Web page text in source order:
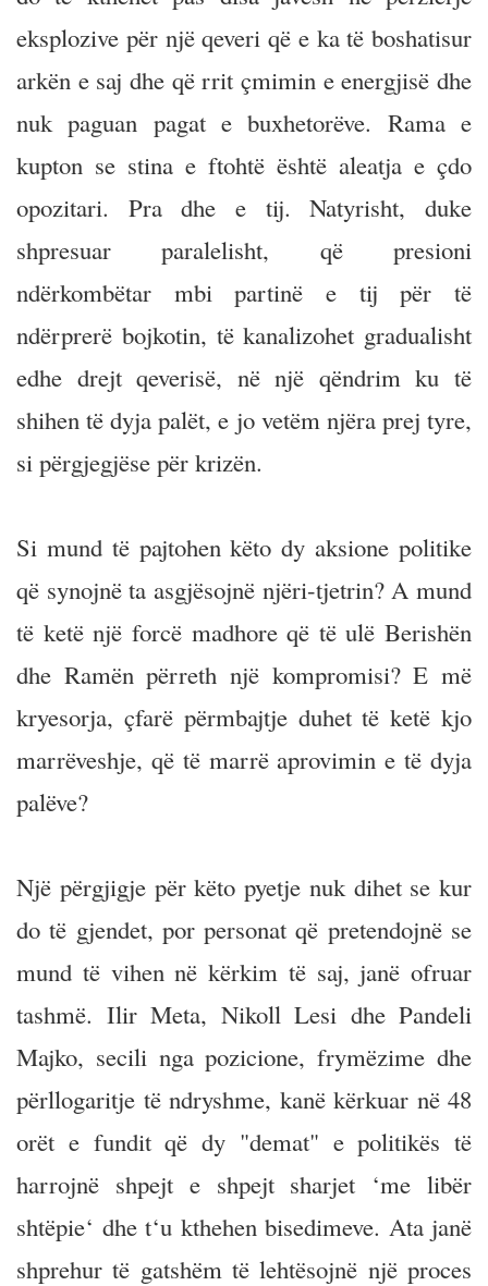
eksplozive për një qeveri që e ka të boshatisur
arkën e saj dhe që rrit çmimin e energjisë dhe
nuk paguan pagat e buxhetorëve. Rama e
kupton se stina e ftohtë është aleatja e çdo
opozitari. Pra dhe e tij. Natyrisht, duke
shpresuar paralelisht, që presioni
ndërkombëtar mbi partinë e tij për të
ndërprerë bojkotin, të kanalizohet gradualisht
edhe drejt qeverisë, në një qëndrim ku të
shihen të dyja palët, e jo vetëm njëra prej tyre,
si përgjegjëse për krizën.
Si mund të pajtohen këto dy aksione politike
që synojnë ta asgjësojnë njëri-tjetrin? A mund
të ketë një forcë madhore që të ulë Berishën
dhe Ramën përreth një kompromisi? E më
kryesorja, çfarë përmbajtje duhet të ketë kjo
marrëveshje, që të marrë aprovimin e të dyja
palëve?
Një përgjigje për këto pyetje nuk dihet se kur
do të gjendet, por personat që pretendojnë se
mund të vihen në kërkim të saj, janë ofruar
tashmë. Ilir Meta, Nikoll Lesi dhe Pandeli
Majko, secili nga pozicione, frymëzime dhe
përllogaritje të ndryshme, kanë kërkuar në 48
orët e fundit që dy "demat" e politikës të
harrojnë shpejt e shpejt sharjet ‘me libër
shtëpie‘ dhe t‘u kthehen bisedimeve. Ata janë
shprehur të gatshëm të lehtësojnë një proces